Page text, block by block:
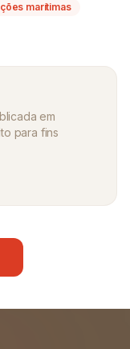
marítimas
em
para fins